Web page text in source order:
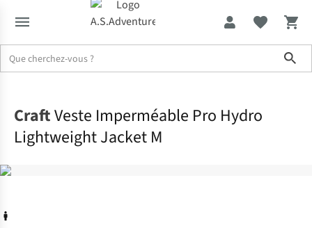
CraftVeste Imperméable Pro Hydro
Lightweight Jacket M